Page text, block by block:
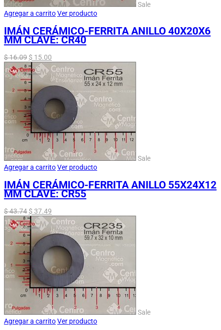
Sale
Agregar a carritoVer producto
IMÁN CERÁMICO-FERRITA ANILLO 40X20X6
MM CLAVE: CR40
$16.09 $ 15.00
Sale
Agregar a carritoVer producto
IMÁN CERÁMICO-FERRITA ANILLO 55X24X12
MM CLAVE: CR55
$43.74 $ 37.49
Sale
Agregar a carritoVer producto